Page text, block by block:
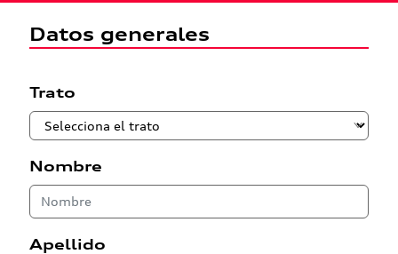
Datos generales
Trato
Nombre
Apellido